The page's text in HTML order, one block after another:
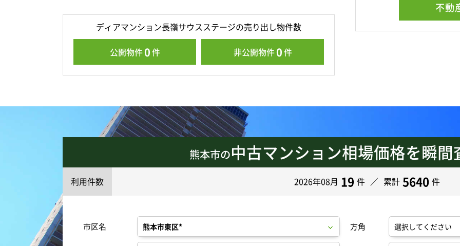
ディアマンション長嶺サウスステージの売り出し物件数
公開物件0件 非公開物件0件
不動
熊本市の中古マンション相場価格を瞬間
利用件数 2026年08月 19 件 累計 5640 件
市区名 方角